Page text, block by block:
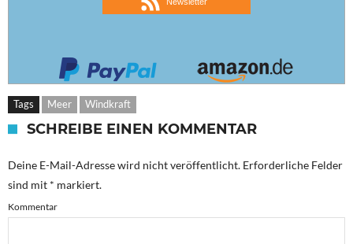
Tags Meer Windkraft
SCHREIBE EINEN KOMMENTAR
Deine E-Mail-Adresse wird nicht veröffentlicht. Erforderliche Felder
sind mit * markiert.
Kommentar